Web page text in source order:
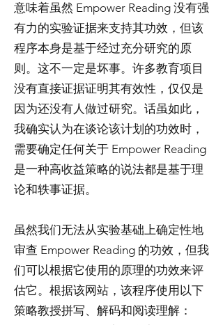
意味着虽然 Empower Reading 没有强
有力的实验证据来支持其功效，但该
程序本身是基于经过充分研究的原
则。这不一定是坏事。许多教育项目
没有直接证据证明其有效性，仅仅是
因为还没有人做过研究。话虽如此，
我确实认为在谈论该计划的功效时，
需要确定任何关于 Empower Reading
是一种高收益策略的说法都是基于理
论和轶事证据。
虽然我们无法从实验基础上确定性地
审查 Empower Reading 的功效，但我
们可以根据它使用的原理的功效来评
估它。根据该网站，该程序使用以下
策略教授拼写、解码和阅读理解：